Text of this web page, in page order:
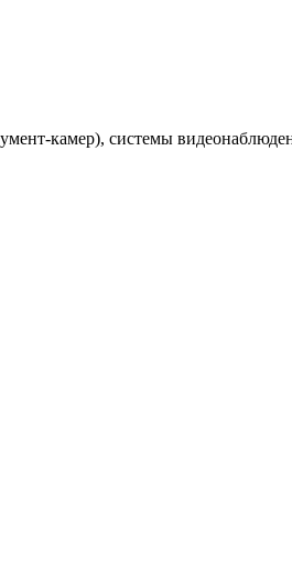
камер), системы